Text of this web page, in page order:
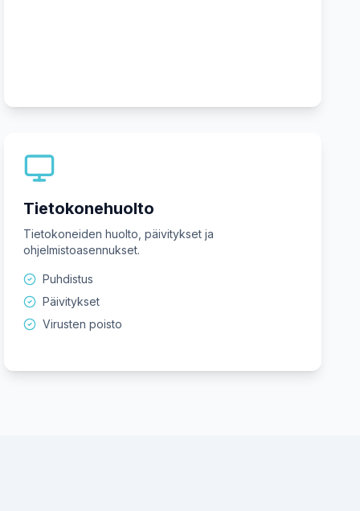
Tietokonehuolto
Tietokoneiden huolto, päivitykset ja
ohjelmistoasennukset.
Puhdistus
Päivitykset
Virusten poisto